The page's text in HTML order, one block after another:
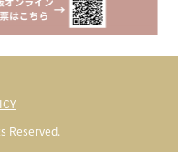
Reserved.